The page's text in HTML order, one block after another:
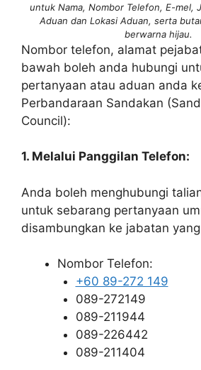
untuk Nama, Nombor Telefon, E-mel,
Aduan dan Lokasi Aduan, serta
berwarna hijau.
Nombor telefon, alamat
bawah boleh anda hubungi
pertanyaan atau aduan anda
Perbandaraan Sandakan
Council):
1. Melalui Panggilan Telefon:
Anda boleh menghubungi
untuk sebarang pertanyaan
disambungkan ke jabatan
Nombor Telefon:
+60 89-272 149
089-272149
089-211944
089-226442
089-211404